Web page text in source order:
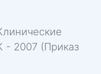
2007 (Приказ